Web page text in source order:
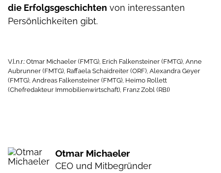
die Erfolgsgeschichten von interessanten
Persönlichkeiten gibt.
V.l.n.r.: Otmar Michaeler (FMTG), Erich Falkensteiner (FMTG), Anne
Aubrunner (FMTG), Raffaela Schaidreiter (ORF), Alexandra Geyer
(FMTG), Andreas Falkensteiner (FMTG), Heimo Rollett
(Chefredakteur Immobilienwirtschaft), Franz Zobl (RBI)
Otmar Michaeler
CEO und Mitbegründer